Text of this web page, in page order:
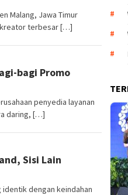
Malang, Jawa Timur
terbesar […]
bagi Promo
penyedia layanan
daring, […]
Sisi Lain
identik dengan keindahan